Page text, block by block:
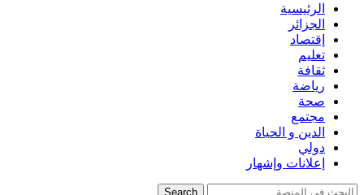
الرئيسية
الجزائر
إقتصاد
تعليم
ثقافة
رياضة
صحة
مجتمع
الدين و الحياة
دولي
إعلانات وإشهار
Search